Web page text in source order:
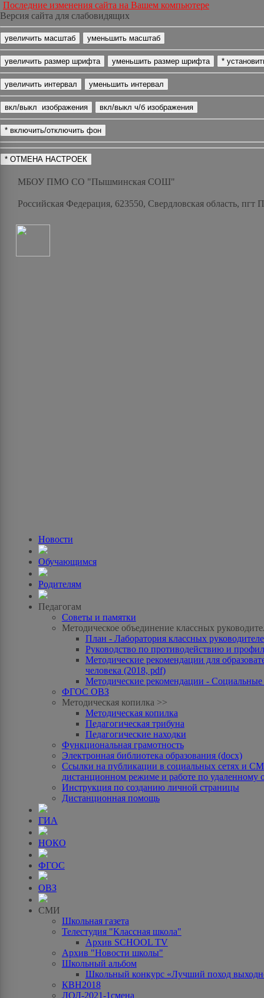
Последние изменения сайта на Вашем компьютере
Версия сайта для слабовидящих
МБОУ ПМО СО "Пышминская СОШ"
Российская Федерация, 623550, Свердловская область,
Новости
Обучающимся
Родителям
Педагогам
Советы и памятки
Методическое объединение классных
План - Лаборатория классных
Руководство по противодействию и
Методические рекомендации для
человека (2018, pdf)
Методические рекомендации -
ФГОС ОВЗ
Методическая копилка >>
Методическая копилка
Педагогическая трибуна
Педагогические находки
Функциональная грамотность
Электронная библиотека образования (docx)
Ссылки на публикации в социальных сетях и
дистанционном режиме и работе по удаленному
Инструкция по созданию личной страницы
Дистанционная помощь
ГИА
НОКО
ФГОС
ОВЗ
СМИ
Школьная газета
Телестудия "Классная школа"
Архив SCHOOL TV
Архив "Новости школы"
Школьный альбом
Школьный конкурс «Лучший поход
КВН2018
ЛОЛ-2021-1смена